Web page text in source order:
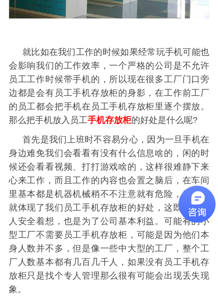
就比如在我们工作的时候如果经常玩手机可能也
会影响我们的工作效率，一个严格的公司是不允许
员工工作时候带手机的，所以现在很多工厂门口旁
边都是会有员工手机存放柜的身影，在工作前工厂
的员工都会把手机在员工手机存放柜里逐个摆放。
那么把手机放入员工手机存放柜的好处是什么呢?
首先是我们上班时不容易分心，因为一旦手机在
身边难免我们会看看有没有什么信息啥的，闲的时
候还会看看视频、打打游戏啥的，这样很难静下来
心来工作，而且工作的内容也会置之脑后，在车间
里基本都是机器机械稍不不注意就有危险，所以这
就体现了我们员工手机存放柜的好处，这既是为工
人安全着想，也是为了公司基本利益。可能有的小
型工厂不需要员工手机存放柜，可能是因为他们本
身人数并不多，但是像一些中大型的工厂，整个工
厂人数基本都有几百几千人，如果没有员工手机存
放柜只是找个专人管理那么很有可能会出现丢失现
象。